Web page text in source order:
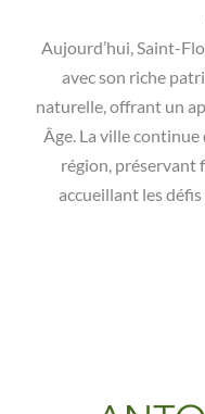
Aujourd’hui, Saint-
avec son riche
naturelle, offrant un
Âge. La ville continue
région, préservant
accueillant les